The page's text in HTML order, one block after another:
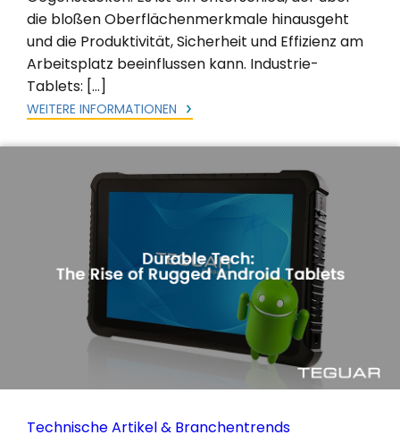
die bloßen Oberflächenmerkmale hinausgeht
und die Produktivität, Sicherheit und Effizienz am
Arbeitsplatz beeinflussen kann. Industrie-
Tablets: […]
WEITERE INFORMATIONEN
Technische Artikel & Branchentrends